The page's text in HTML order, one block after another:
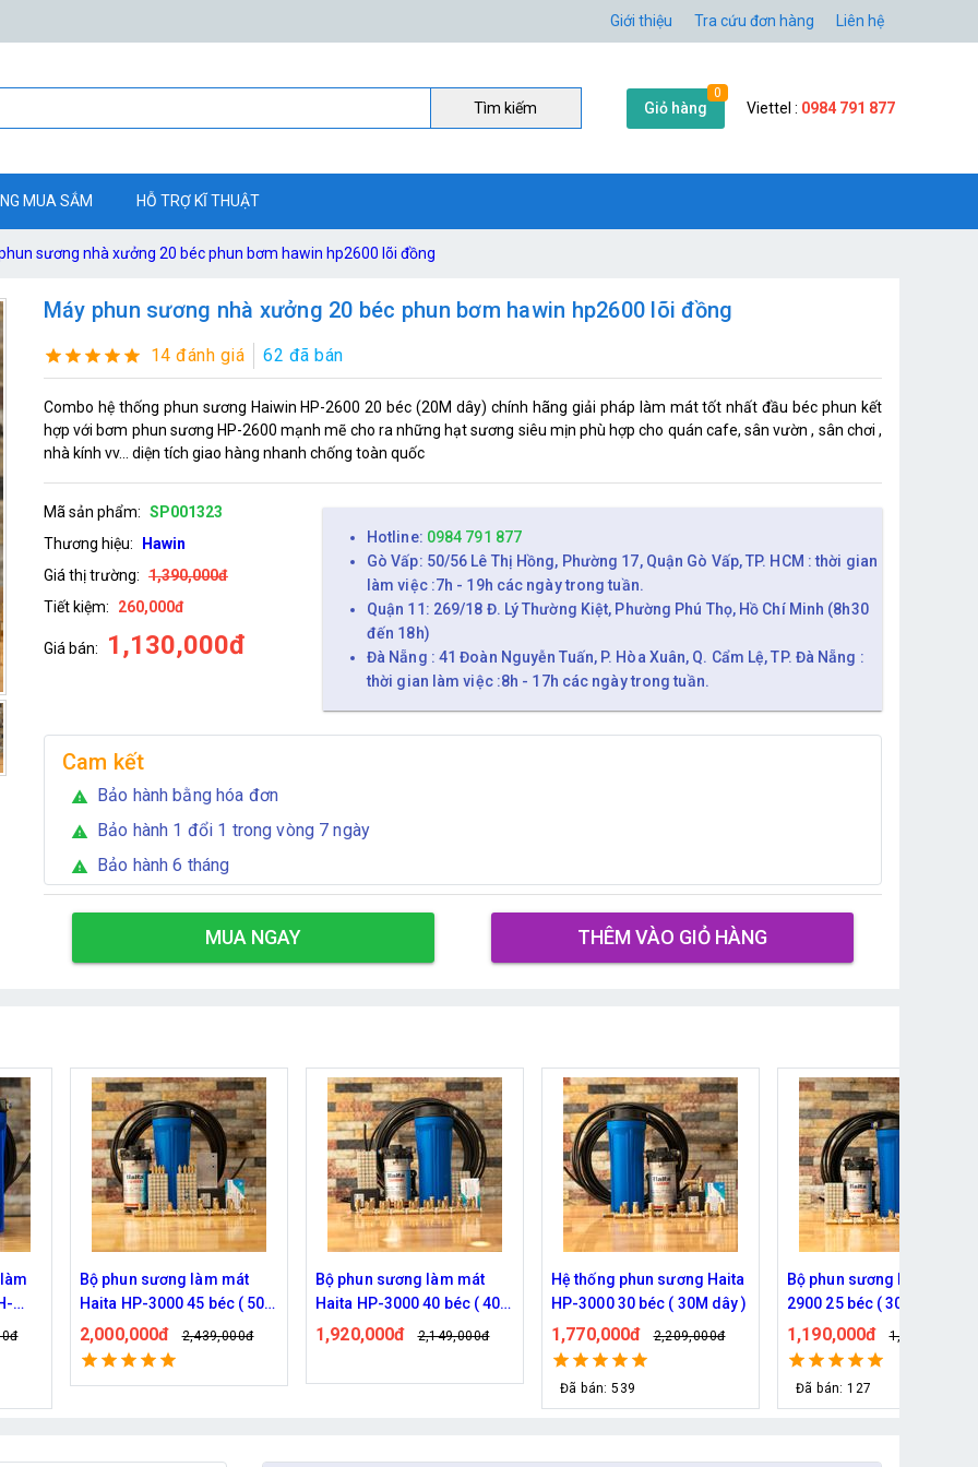
Giới thiệu Tra cứu đơn hàng Liên hệ
Tìm kiếm Giỏ hàng
0
Viettel : 0984 791 877
MUA SẮM HỖ TRỢ KĨ THUẬT
sương nhà xưởng 20 béc phun bơm hawin hp2600 lõi đồng
Máy phun sương nhà xưởng 20 béc phun bơm hawin hp2600 lõi đồng
14 đánh giá 62 đã bán
Combo hệ thống phun sương Haiwin HP-2600 20 béc (20M dây) chính hãng giải pháp làm mát tốt nhất đầu béc phun kết
hợp với bơm phun sương HP-2600 mạnh mẽ cho ra những hạt sương siêu mịn phù hợp cho quán cafe, sân vườn , sân chơi ,
nhà kính vv... diện tích giao hàng nhanh chống toàn quốc
Mã sản phẩm: SP001323
Thương hiệu:
Hawin
Giá thị trường: 1,390,000đ
Tiết kiệm:
260,000đ
Giá bán: 1,130,000đ
Hotline: 0984 791 877
Gò Vấp: 50/56 Lê Thị Hồng, Phường 17, Quận Gò Vấp, TP. HCM : thời gian
làm việc :7h - 19h các ngày trong tuần.
Quận 11: 269/18 Đ. Lý Thường Kiệt, Phường Phú Thọ, Hồ Chí Minh (8h30
đến 18h)
Đà Nẵng : 41 Đoàn Nguyễn Tuấn, P. Hòa Xuân, Q. Cẩm Lệ, TP. Đà Nẵng :
thời gian làm việc :8h - 17h các ngày trong tuần.
Cam kết
warning Bảo hành bằng hóa đơn
warning Bảo hành 1 đổi 1 trong vòng 7 ngày
warning Bảo hành 6 tháng
MUA NGAY THÊM VÀO GIỎ HÀNG
50M
Bộ phun sương làm mát
Haita HP-3000 40 béc ( 40M
dây )
1,920,000đ 2,149,000đ
Hệ thống phun sương Haita
HP-3000 30 béc ( 30M dây )
1,770,000đ 2,209,000đ
Đã bán: 539
Bộ phun sương Haita HP-
2900 25 béc ( 30M dây)
1,190,000đ 1,339,000đ
Đã bán: 127
Hệ thống phun sương 5
( 10m dây )- Bơm Hàn
6017 trọn bộ
930,000đ 1,079,000đ
Đã bán: 76